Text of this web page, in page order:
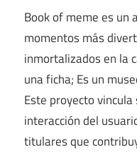
Book of meme es un
momentos más
inmortalizados en la
una ficha; Es un
Este proyecto
interacción del
titulares que